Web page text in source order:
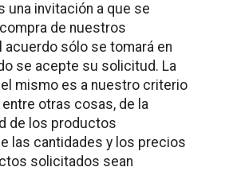
una invitación a que se
de nuestros
acuerdo sólo se tomará en
se acepte su solicitud. La
mismo es a nuestro criterio
entre otras cosas, de la
de los productos
las cantidades y los precios
solicitados sean